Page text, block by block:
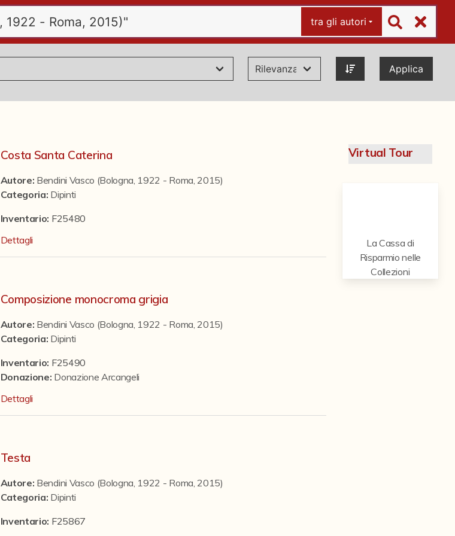
tra gli autori
Applica
Costa Santa Caterina
Autore: Bendini Vasco (Bologna, 1922 - Roma, 2015)
Categoria: Dipinti
Inventario: F25480
Dettagli
Composizione monocroma grigia
Autore: Bendini Vasco (Bologna, 1922 - Roma, 2015)
Categoria: Dipinti
Inventario: F25490
Donazione: Donazione Arcangeli
Dettagli
Testa
Autore: Bendini Vasco (Bologna, 1922 - Roma, 2015)
Categoria: Dipinti
Inventario: F25867
Virtual Tour
La Cassa di
Risparmio nelle
Collezioni